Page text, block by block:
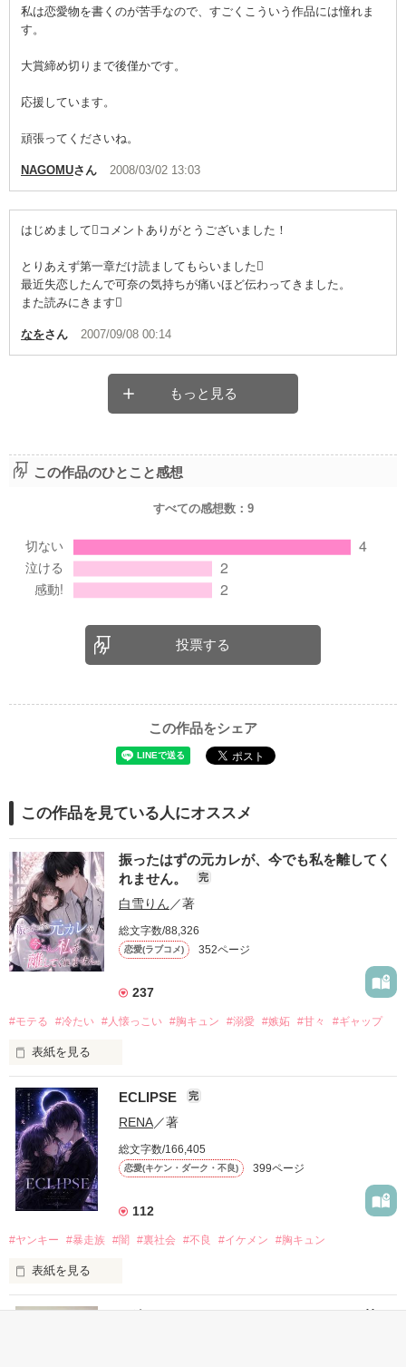
私は恋愛物を書くのが苦手なので、すごくこういう作品には憧れま
す。
大賞締め切りまで後僅かです。
応援しています。
頑張ってくださいね。
NAGOMUさん 2008/03/02 13:03
はじめましてコメントありがとうございました！
とりあえず第一章だけ読ましてもらいました
最近失恋したんで可奈の気持ちが痛いほど伝わってきました。
また読みにきます
なをさん 2007/09/08 00:14
もっと見る
この作品のひとこと感想
すべての感想数： 9
投票する
この作品をシェア
この作品を見ている人にオススメ
振ったはずの元カレが、今でも私を離してく
れません。
完
白雪りん ／著
総文字数/88,326
恋愛(ラブコメ) 352ページ
237
#モテる #冷たい #人懐っこい #胸キュン #溺愛 #嫉妬 #甘々 #ギャップ
表紙を見る
「好きだったから、別れを選んだ。」
モテる人を好きになるのが怖かった。
だから私は、中学時代に大好きだった彼を自分から振った。
もう会うことはないと思っていたのに、
高校生になって再会した彼は、隣の学校で”王子様”と呼ばれる
他の女の子には冷たいのに
私にだけ昔と変わらない笑顔を向けてくる。
ECLIPSE 完
RENA／著
総文字数/166,405
恋愛(キケン・ダーク・不良) 399ページ
112
#ヤンキー #暴走族 #闇 #裏社会 #不良 #イケメン #胸キュン
表紙を見る
表紙画像はAIです